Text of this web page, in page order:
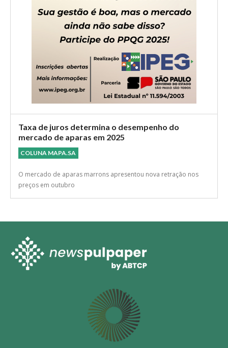
Taxa de juros determina o desempenho do
mercado de aparas em 2025
COLUNA MAPA.SA
O mercado de aparas marrons apresentou nova retração nos
preços em outubro